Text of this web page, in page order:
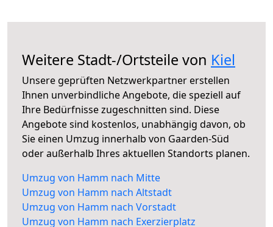
Weitere Stadt-/Ortsteile von Kiel
Unsere geprüften Netzwerkpartner erstellen
Ihnen unverbindliche Angebote, die speziell auf
Ihre Bedürfnisse zugeschnitten sind. Diese
Angebote sind kostenlos, unabhängig davon, ob
Sie einen Umzug innerhalb von Gaarden-Süd
oder außerhalb Ihres aktuellen Standorts planen.
Umzug von Hamm nach Mitte
Umzug von Hamm nach Altstadt
Umzug von Hamm nach Vorstadt
Umzug von Hamm nach Exerzierplatz